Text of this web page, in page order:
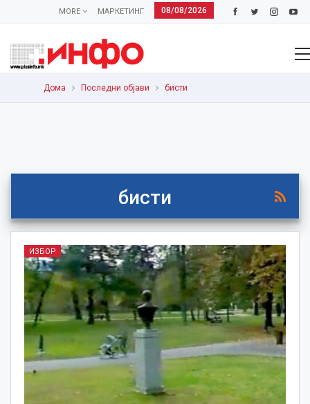
08/08/2026
МАРКЕТИНГ
MORE
Дома Последни објави бисти
бисти
ИЗБОР